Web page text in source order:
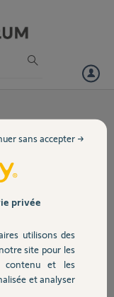
permanant
?
ans. Depuis qques
centrale. Aucun
est
pour arrêter ce
privée
utilisons des
site pour les
contenu et les
et analyser
sans accepter →